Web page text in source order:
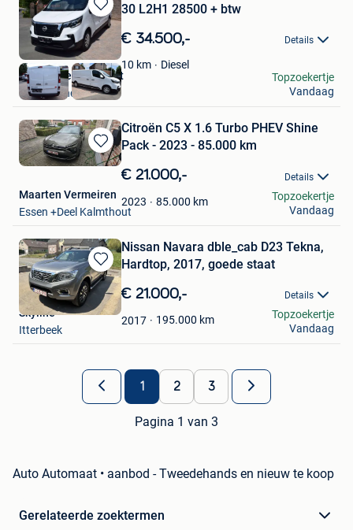
Bewaren
in
Mijn
Favorieten
30 L2H1 28500 + btw
€ 34.500,- Details
10 km
Diesel
Garage Ceurstemont
Sint-Amands
Topzoekertje
Vandaag
Bewaren
in
Favorieten
Citroën C5 X 1.6 Turbo PHEV Shine
Pack - 2023 - 85.000 km
€ 21.000,- Details
2023 85.000 km
Maarten Vermeiren
Essen +Deel Kalmthout
Topzoekertje
Vandaag
Bewaren
in
Mijn
Favorieten
Nissan Navara dble_cab D23 Tekna,
Hardtop, 2017, goede staat
€ 21.000,- Details
2017 195.000 km
Skyline
Itterbeek
Topzoekertje
Vandaag
1 2 3
Pagina 1 van 3
Auto Automaat • aanbod - Tweedehands en nieuw te koop
Gerelateerde zoektermen